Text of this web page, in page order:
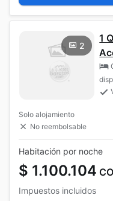
2
1
Solo alojamiento
No reembolsable
Habitación por noche
$ 1.100.104
Impuestos incluidos